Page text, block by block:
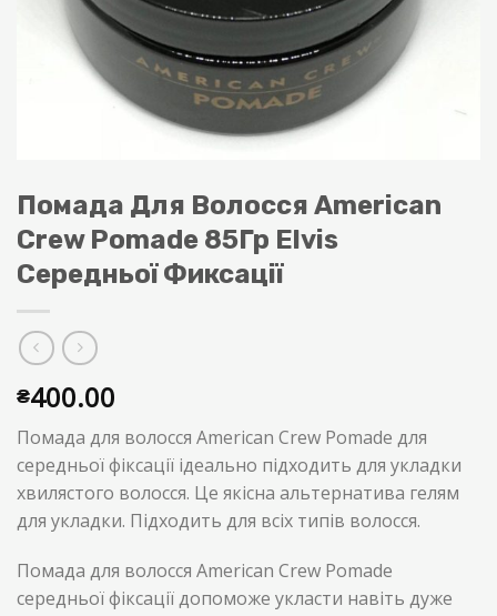
Помада Для Волосся American
Crew Pomade 85Гр Elvis
Середньої Фиксації
₴400.00
Помада для волосся American Crew Pomade для
середньої фіксації ідеально підходить для укладки
хвилястого волосся. Це якісна альтернатива гелям
для укладки. Підходить для всіх типів волосся.
Помада для волосся American Crew Pomade
середньої фіксації допоможе укласти навіть дуже